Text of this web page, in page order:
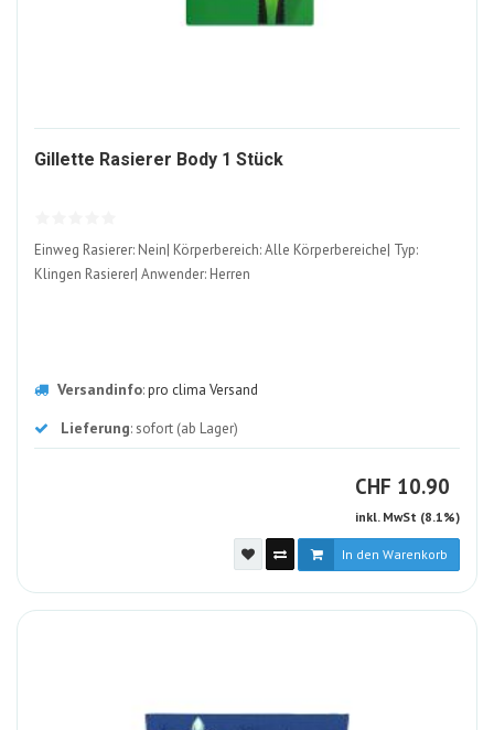
Gillette Rasierer Body 1 Stück1521728-
Einweg Rasierer: Nein| Körperbereich: Alle Körperbereiche| Typ:
Klingen Rasierer| Anwender: Herren
Versandinfo:pro clima Versand
Lieferung: sofort (ab Lager)
CHF CHF
10.90
inkl. MwSt (8.1%)
In den Warenkorb